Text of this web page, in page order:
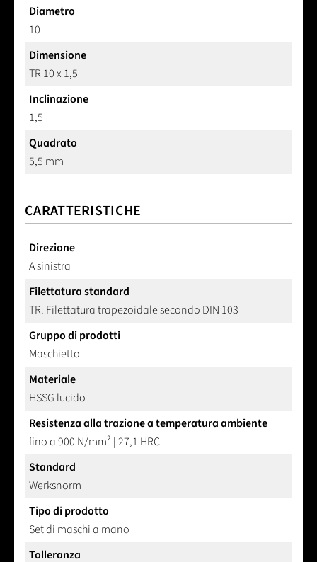
Diametro
10
Dimensione
TR 10 x 1,5
Inclinazione
1,5
Quadrato
5,5 mm
CARATTERISTICHE
Direzione
A sinistra
Filettatura standard
TR: Filettatura trapezoidale secondo DIN 103
Gruppo di prodotti
Maschietto
Materiale
HSSG lucido
Resistenza alla trazione a temperatura ambiente
fino a 900 N/mm² | 27,1 HRC
Standard
Werksnorm
Tipo di prodotto
Set di maschi a mano
Tolleranza